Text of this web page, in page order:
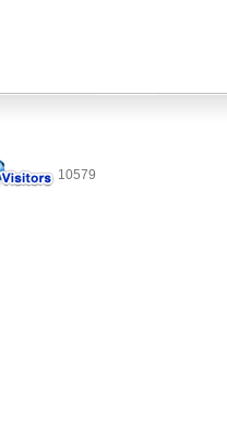
10579